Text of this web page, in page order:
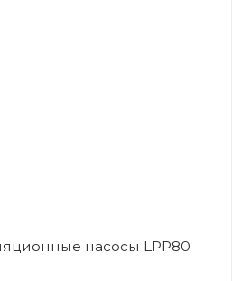
насосы XZS
насосы LPP80